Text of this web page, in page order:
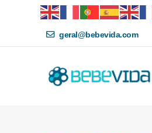
geral@bebevida.com